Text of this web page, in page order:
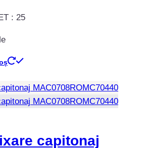
: 25
capitonaj